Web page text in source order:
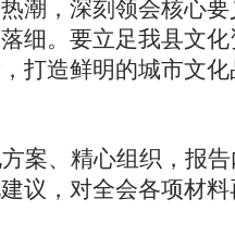
潮， 深刻领会核心
细。 要立足我县文化
打造鲜明的城市文化
案、精心组织 ， 报告
议，对全会各项材